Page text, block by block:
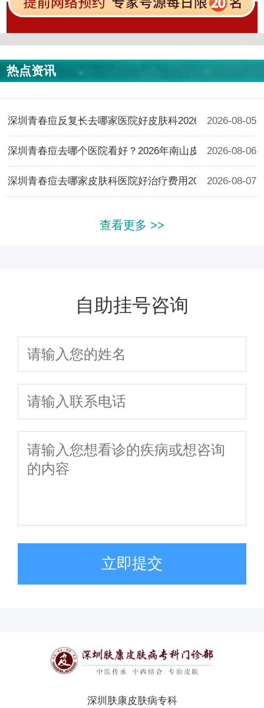
热点资讯
深圳青春痘反复长去哪家医院好皮肤科2026治疗费用参考
2026-08-05
深圳青春痘去哪个医院看好？2026年南山皮肤科治疗费用
2026-08-06
深圳青春痘去哪家皮肤科医院好治疗费用2026参考2026-08-07
查看更多 >>
自助挂号咨询
立即提交
深圳肤康皮肤病专科